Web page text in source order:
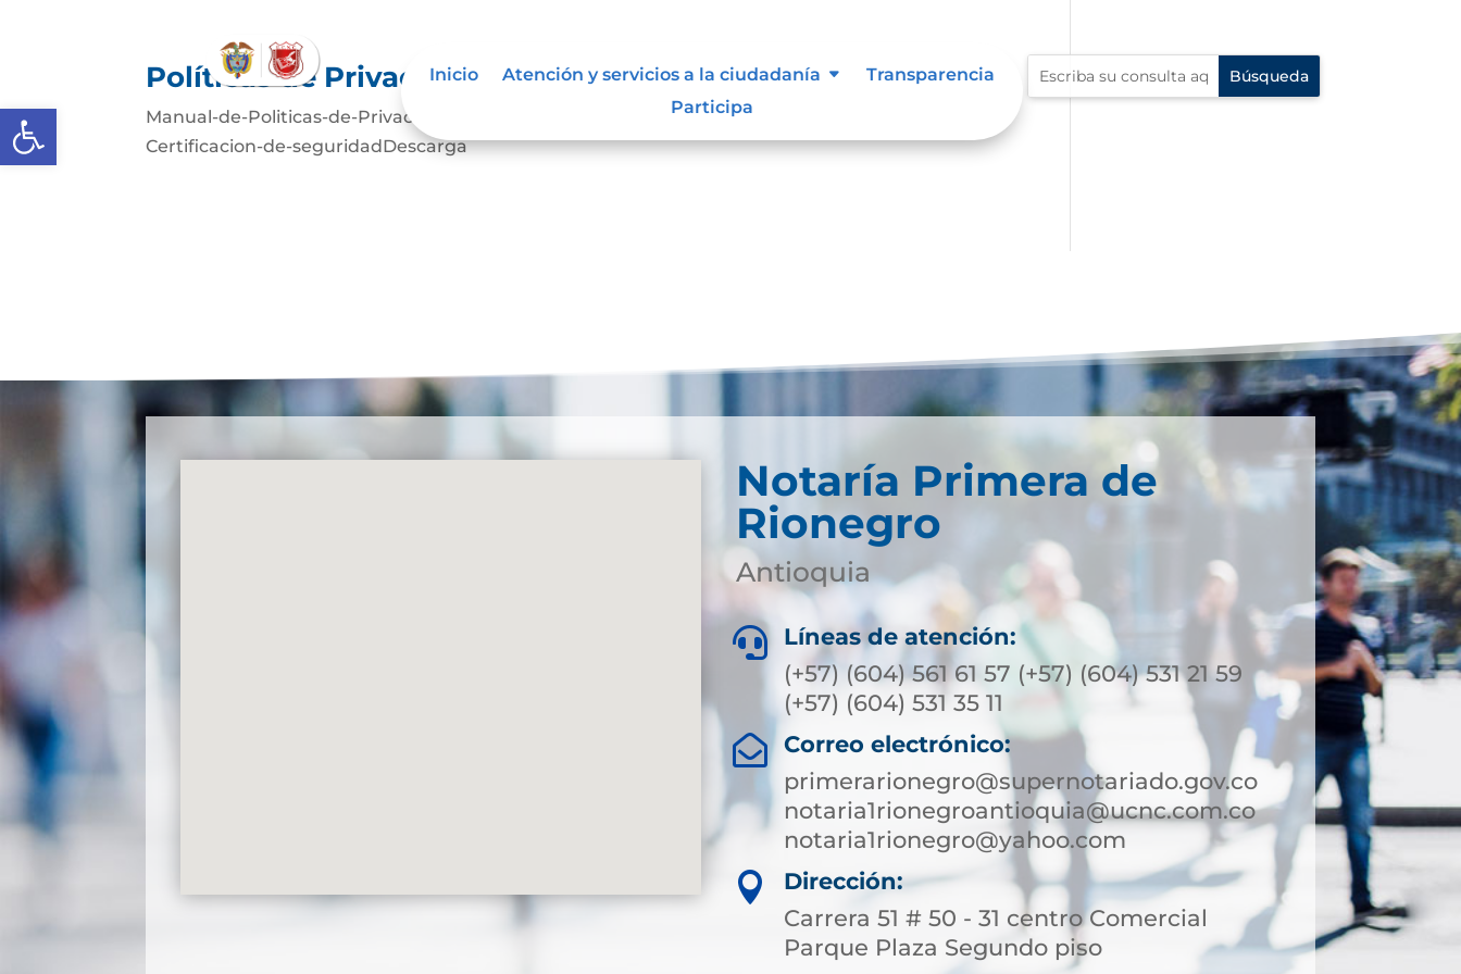
Abrir barra de herramientas
Inicio Atención y servicios a la ciudadanía
Transparencia
Participa
Políticas de Privacidad Web
Manual-de-Politicas-de-Privacidad-Web-2Descarga CERTIFICADO DE SEGURIDAD WEB UCNC-
Certificacion-de-seguridadDescarga
Notaría Primera de
Rionegro
Antioquia

Líneas de atención:
(+57) (604) 561 61 57 (+57) (604) 531 21 59
(+57) (604) 531 35 11

Correo electrónico:
primerarionegro@supernotariado.gov.co
notaria1rionegroantioquia@ucnc.com.co
notaria1rionegro@yahoo.com

Dirección:
Carrera 51 # 50 - 31 centro Comercial
Parque Plaza Segundo piso